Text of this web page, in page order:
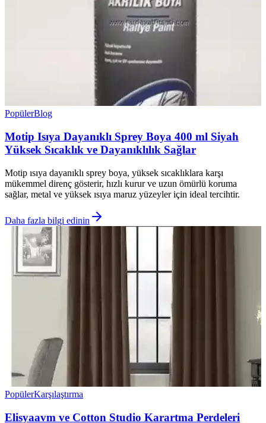
PopülerBlog
Motip Isıya Dayanıklı Sprey Boya 400 ml Siyah
Yüksek Sıcaklık ve Dayanıklılık Sağlar
Motip ısıya dayanıklı sprey boya, yüksek sıcaklıklara karşı
mükemmel direnç gösterir, hızlı kurur ve uzun ömürlü koruma
sağlar, metal ve yüksek ısıya maruz yüzeyler için ideal tercihtir.
Daha fazla bilgi edinin
PopülerKarşılaştırma
Elisyaavm ve Cotton Studio Karartma Perdeleri